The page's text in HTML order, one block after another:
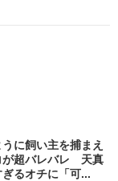
に飼い主を捕まえ
が超バレバレ 天真
ぎるオチに「可...